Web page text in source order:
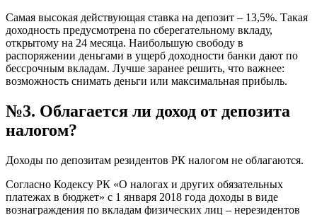
Самая высокая действующая ставка на депозит – 13,5%. Такая
доходность предусмотрена по сберегательному вкладу,
открытому на 24 месяца. Наибольшую свободу в
распоряжении деньгами в ущерб доходности банки дают по
бессрочным вкладам. Лучше заранее решить, что важнее:
возможность снимать деньги или максимальная прибыль.
№3. Облагается ли доход от депозита
налогом?
Доходы по депозитам резидентов РК налогом не облагаются.
Согласно Кодексу РК «О налогах и других обязательных
платежах в бюджет» с 1 января 2018 года доходы в виде
вознаграждения по вкладам физических лиц – нерезидентов